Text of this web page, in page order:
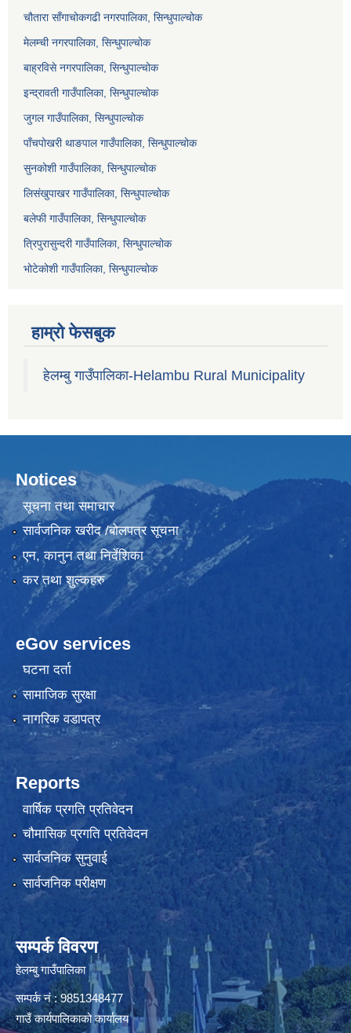
चौतारा साँगाचोकगढी नगरपालिका, सिन्धुपाल्चोक
मेलम्ची नगरपालिका, सिन्धुपाल्चोक
बाह्रविसे नगरपालिका, सिन्धुपाल्चोक
इन्द्रावती गाउँपालिका, सिन्धुपाल्चोक
जुगल गाउँपालिका, सिन्धुपाल्चोक
पाँचपोखरी थाङपाल गाउँपालिका, सिन्धुपाल्चोक
सुनकोशी गाउँपालिका, सिन्धुपाल्चोक
लिसंखुपाखर गाउँपालिका, सिन्धुपाल्चोक
बलेफी गाउँपालिका, सिन्धुपाल्चोक
त्रिपुरासुन्दरी गाउँपालिका, सिन्धुपाल्चोक
भोटेकोशी गाउँपालिका, सिन्धुपाल्चोक
हाम्रो फेसबुक
हेलम्बु गाउँपालिका-Helambu Rural Municipality
Notices
सूचना तथा समाचार
सार्वजनिक खरीद /बोलपत्र सूचना
एन, कानुन तथा निर्देशिका
कर तथा शुल्कहरु
eGov services
घटना दर्ता
सामाजिक सुरक्षा
नागरिक वडापत्र
Reports
वार्षिक प्रगति प्रतिवेदन
चौमासिक प्रगति प्रतिवेदन
सार्वजनिक सुनुवाई
सार्वजनिक परीक्षण
सम्पर्क विवरण
हेलम्बु गाउँपालिका
सम्पर्क नं : 9851348477
गाउँ कार्यपालिकाको कार्यालय